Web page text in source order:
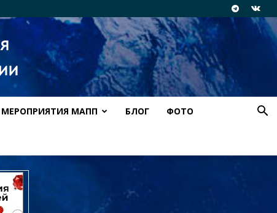
МЕРОПРИЯТИЯ МАПП БЛОГ ФОТО